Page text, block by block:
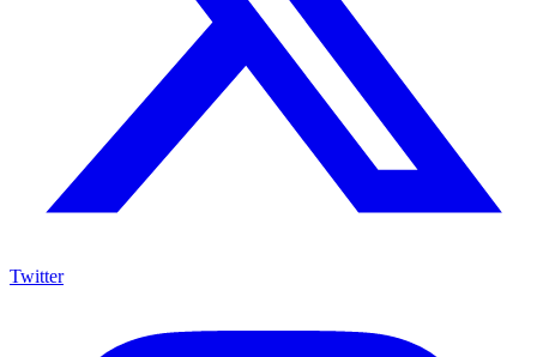
Twitter